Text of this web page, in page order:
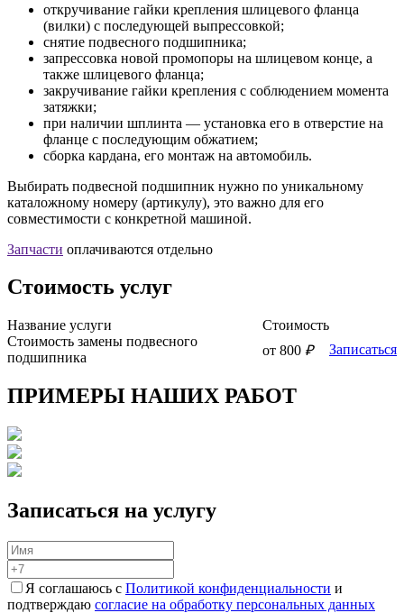
откручивание гайки крепления шлицевого фланца
(вилки) с последующей выпрессовкой;
снятие подвесного подшипника;
запрессовка новой промопоры на шлицевом конце, а
также шлицевого фланца;
закручивание гайки крепления с соблюдением момента
затяжки;
при наличии шплинта — установка его в отверстие на
фланце с последующим обжатием;
сборка кардана, его монтаж на автомобиль.
Выбирать подвесной подшипник нужно по уникальному
каталожному номеру (артикулу), это важно для его
совместимости с конкретной машиной.
Запчасти оплачиваются отдельно
Стоимость услуг
Название услуги
Стоимость
Стоимость замены подвесного
подшипника
от 800 ₽ Записаться
ПРИМЕРЫ НАШИХ РАБОТ
Записаться на услугу
Я соглашаюсь с Политикой конфиденциальности и
подтверждаю согласие на обработку персональных данных